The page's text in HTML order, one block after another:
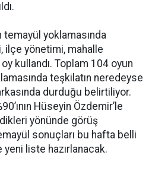
temayül yoklamasında
ilçe yönetimi, mahalle
oy kullandı. Toplam 104 oyun
teşkilatın neredeyse
durduğu belirtiliyor.
Hüseyin Özdemir’le
yönünde görüş
sonuçları bu hafta belli
liste hazırlanacak.